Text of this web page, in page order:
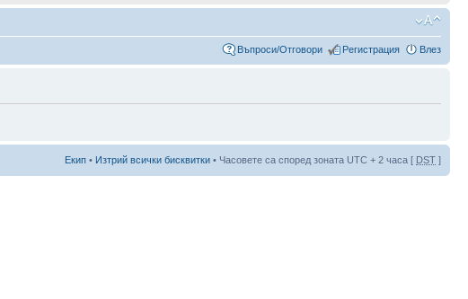
Въпроси/Отговори Регистрация Влез
Екип • Изтрий всички бисквитки • Часовете са според зоната UTC + 2 часа [ DST ]